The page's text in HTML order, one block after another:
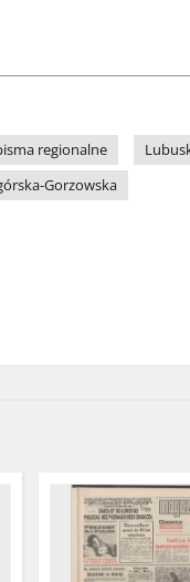
regionalne
Gorzowska